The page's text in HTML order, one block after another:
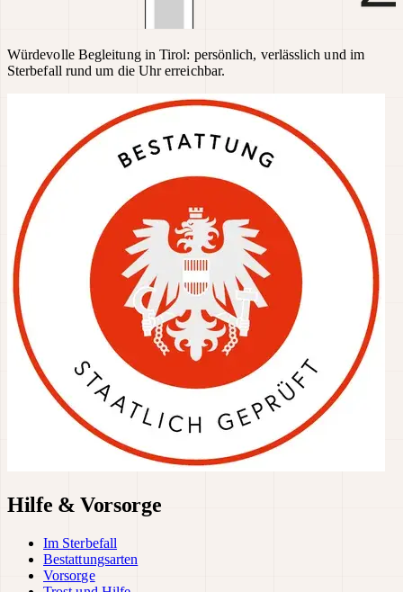
Würdevolle Begleitung in Tirol: persönlich, verlässlich und im
Sterbefall rund um die Uhr erreichbar.
Hilfe & Vorsorge
Im Sterbefall
Bestattungsarten
Vorsorge